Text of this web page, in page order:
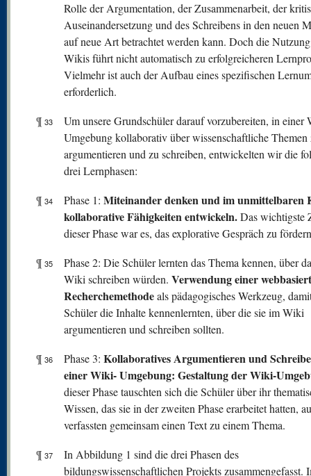
Rolle der Argumentation, der Zusammenarbeit, der
Auseinandersetzung und des Schreibens in den neuen
auf neue Art betrachtet werden kann. Doch die
Wikis führt nicht automatisch zu erfolgreicheren
Vielmehr ist auch der Aufbau eines spezifischen
erforderlich.
¶ 33
Um unsere Grundschüler darauf vorzubereiten, in einer
Umgebung kollaborativ über wissenschaftliche Themen
argumentieren und zu schreiben, entwickelten wir die
drei Lernphasen:
¶ 34 Phase 1: Miteinander denken und im unmittelbaren
kollaborative Fähigkeiten entwickeln.Das wichtigste
dieser Phase war es, das explorative Gespräch zu
¶ 35
Phase 2: Die Schüler lernten das Thema kennen, über
Wiki schreiben würden. Verwendung einer
Recherchemethodeals pädagogisches Werkzeug,
Schüler die Inhalte kennenlernten, über die sie im Wiki
argumentieren und schreiben sollten.
¶ 36 Phase 3: Kollaboratives Argumentieren und
einer Wiki- Umgebung: Gestaltung der Wiki-
dieser Phase tauschten sich die Schüler über ihr
Wissen, das sie in der zweiten Phase erarbeitet hatten,
verfassten gemeinsam einen Text zu einem Thema.
¶ 37
In Abbildung 1 sind die drei Phasen des
bildungswissenschaftlichen Projekts zusammengefasst.